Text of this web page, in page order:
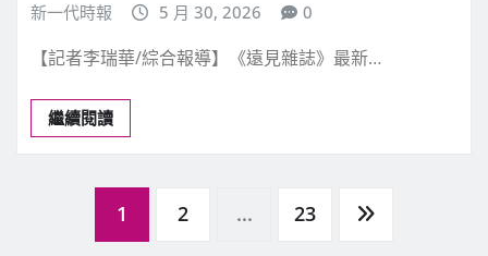
新一代時報 5 月 30, 2026 0
【記者李瑞華/綜合報導】《遠見雜誌》最新…
繼續閱讀
1 2 ... 23